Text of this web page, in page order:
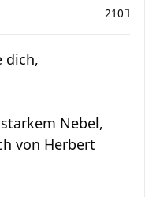
210
dich,
Nebel,
von Herbert